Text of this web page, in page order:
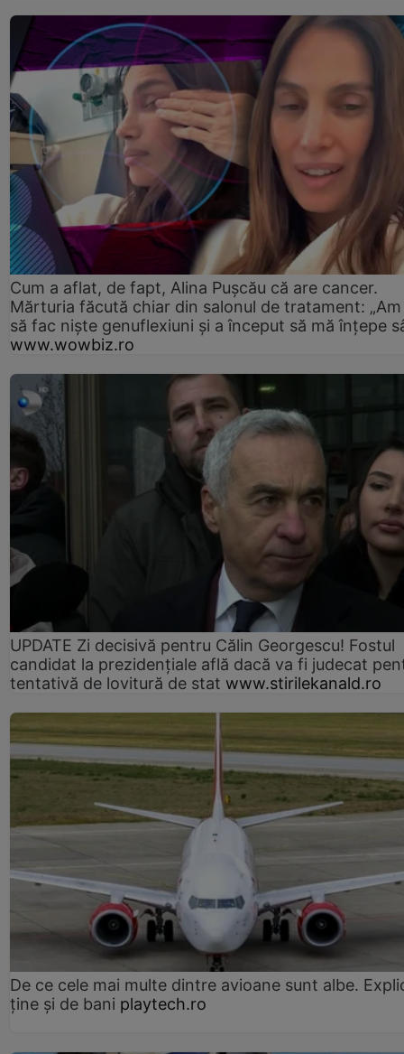
Cum a aflat, de fapt, Alina Pușcău că are cancer.
Mărturia făcută chiar din salonul de tratament:
să fac niște genuflexiuni și a început să mă înțepe
www.wowbiz.ro
UPDATE Zi decisivă pentru Călin Georgescu! Fostul
candidat la prezidențiale află dacă va fi judecat
tentativă de lovitură de stat www.stirilekanald.ro
De ce cele mai multe dintre avioane sunt albe.
ține și de bani playtech.ro